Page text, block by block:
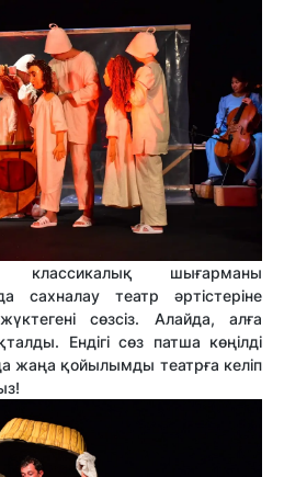
классикалық шығарманы
сахналау театр әртістеріне
сөзсіз. Алайда, алға
Ендігі сөз патша көңілді
жаңа қойылымды театрға келіп